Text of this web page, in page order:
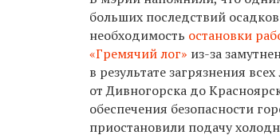
больших последствий осадков
необходимость остановки
«Гремячий лог» из-за
в результате загрязнения
от Дивногорска до
обеспечения безопасности
приостановили подачу